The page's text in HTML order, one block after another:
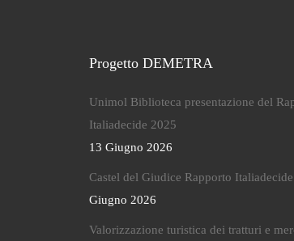
Progetto DEMETRA
Unimol Biblioteca presentazione del
Italiadecide 2025
13 Giugno 2026
Castel del Giudice Rapporto
Giugno 2026
Valorizzazione turistica dei tratturi e